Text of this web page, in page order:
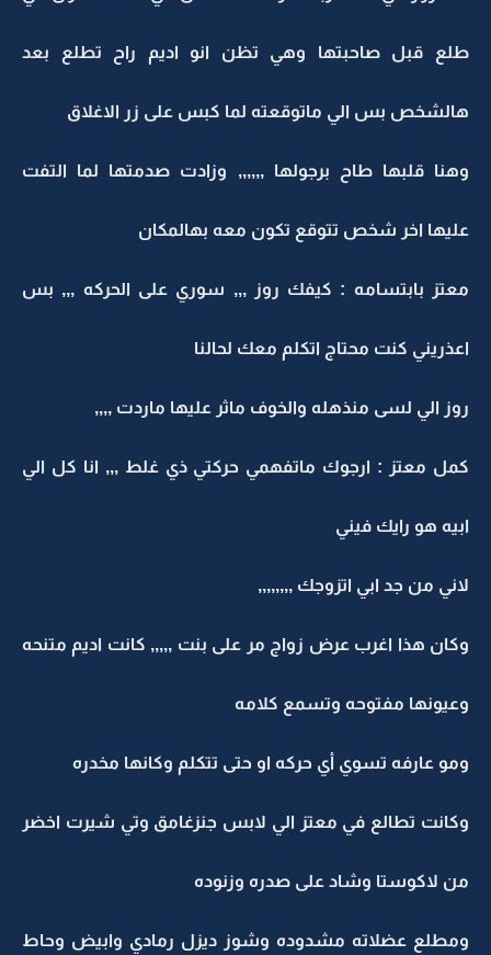
طلع قبل صاحبتها وهي تظن انو اديم راح تطلع بعد
هالشخص بس الي ماتوقعته لما كبس على زر الاغلاق
وهنا قلبها طاح برجولها ,,,,,, وزادت صدمتها لما التفت
عليها اخر شخص تتوقع تكون معه بهالمكان
معتز بابتسامه : كيفك روز ,,, سوري على الحركه ,,, بس
اعذريني كنت محتاج اتكلم معك لحالنا
روز الي لسى منذهله والخوف ماثر عليها ماردت ,,,,
كمل معتز : ارجوك ماتفهمي حركتي ذي غلط ,,, انا كل الي
ابيه هو رايك فيني
لاني من جد ابي اتزوجك ,,,,,,,,
وكان هذا اغرب عرض زواج مر على بنت ,,,,, كانت اديم متنحه
وعيونها مفتوحه وتسمع كلامه
ومو عارفه تسوي أي حركه او حتى تتكلم وكانها مخدره
وكانت تطالع في معتز الي لابس جنزغامق وتي شيرت اخضر
من لاكوستا وشاد على صدره وزنوده
ومطلع عضلاته مشدوده وشوز ديزل رمادي وابيض وحاط